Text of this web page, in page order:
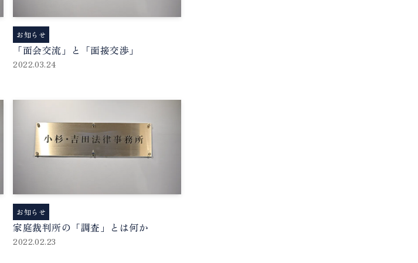
「面会交流」と「面接交渉」
2022.03.24
お知らせ
家庭裁判所の「調査」とは何か
2022.02.23
お知らせ